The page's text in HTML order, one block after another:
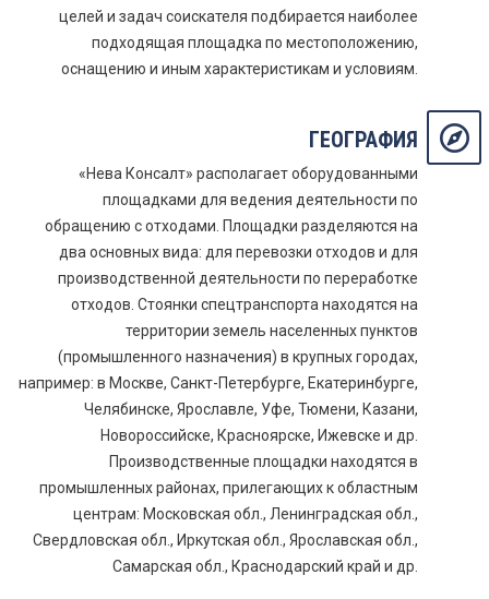
целей и задач соискателя подбирается наиболее
подходящая площадка по местоположению,
оснащению и иным характеристикам и условиям.
ГЕОГРАФИЯ
«Нева Консалт» располагает оборудованными
площадками для ведения деятельности по
обращению с отходами. Площадки разделяются на
два основных вида: для перевозки отходов и для
производственной деятельности по переработке
отходов. Стоянки спецтранспорта находятся на
территории земель населенных пунктов
(промышленного назначения) в крупных городах,
например: в Москве, Санкт-Петербурге, Екатеринбурге,
Челябинске, Ярославле, Уфе, Тюмени, Казани,
Новороссийске, Красноярске, Ижевске и др.
Производственные площадки находятся в
промышленных районах, прилегающих к областным
центрам: Московская обл., Ленинградская обл.,
Свердловская обл., Иркутская обл., Ярославская обл.,
Самарская обл., Краснодарский край и др.